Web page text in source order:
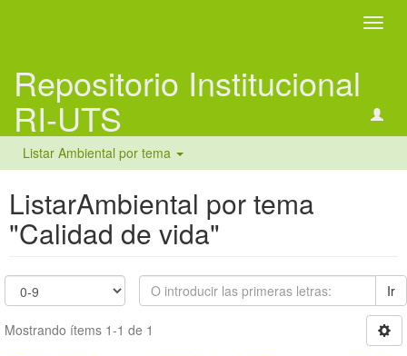
Repositorio Institucional
RI-UTS
Listar Ambiental por tema
ListarAmbiental por tema
"Calidad de vida"
Ir
Mostrando ítems 1-1 de 1